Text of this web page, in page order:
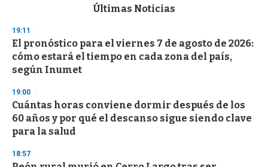
d
s
o
f
3
s
e
c
o
n
d
Últimas Noticias
19:11
El pronóstico para el viernes 7 de agosto de 2026:
cómo estará el tiempo en cada zona del país,
según Inumet
19:00
Cuántas horas conviene dormir después de los
60 años y por qué el descanso sigue siendo clave
para la salud
18:57